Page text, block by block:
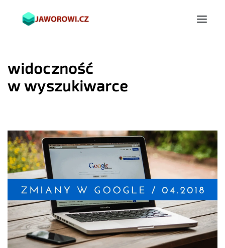
widoczność
w wyszukiwarce